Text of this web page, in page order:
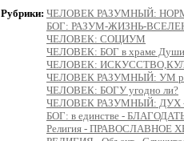
Рубрики: ЧЕЛОВЕК РАЗУМНЫЙ: НОРМА
БОГ: РАЗУМ-ЖИЗНЬ-
ЧЕЛОВЕК: СОЦИУМ
ЧЕЛОВЕК: БОГ в храме Души
ЧЕЛОВЕК:
ЧЕЛОВЕК РАЗУМНЫЙ: УМ
ЧЕЛОВЕК: БОГУ угодно ли?
ЧЕЛОВЕК РАЗУМНЫЙ: ДУХ
БОГ: в единстве -
Религия - ПРАВОСЛАВНОЕ